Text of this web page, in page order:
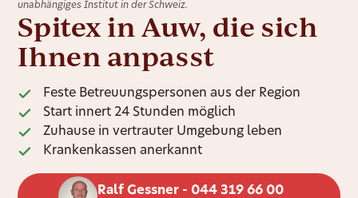
unabhängiges Institut in der Schweiz.
Spitex in Auw, die sich
Ihnen anpasst
Feste Betreuungspersonen aus der Region
Start innert 24 Stunden möglich
Zuhause in vertrauter Umgebung leben
Krankenkassen anerkannt
Ralf Gessner - 044 319 66 00